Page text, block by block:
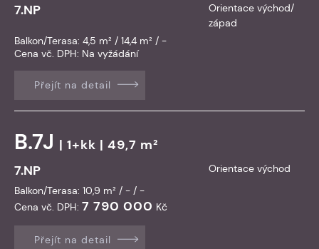
7.NP
Orientace východ/
západ
Balkon/Terasa: 4,5 m² / 14,4 m² / -
Cena vč. DPH: Na vyžádání
Přejít na detail
B.7J | 1+kk | 49,7 m²
7.NP
Orientace východ
Balkon/Terasa: 10,9 m² / - / -
Cena vč. DPH: 7 790 000 Kč
Přejít na detail